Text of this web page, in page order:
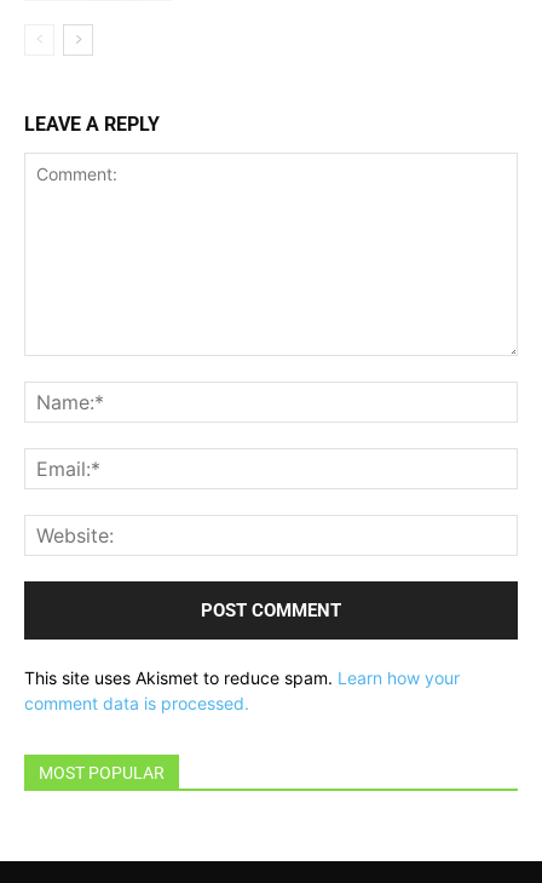
LEAVE A REPLY
This site uses Akismet to reduce spam. Learn how your
comment data is processed.
MOST POPULAR